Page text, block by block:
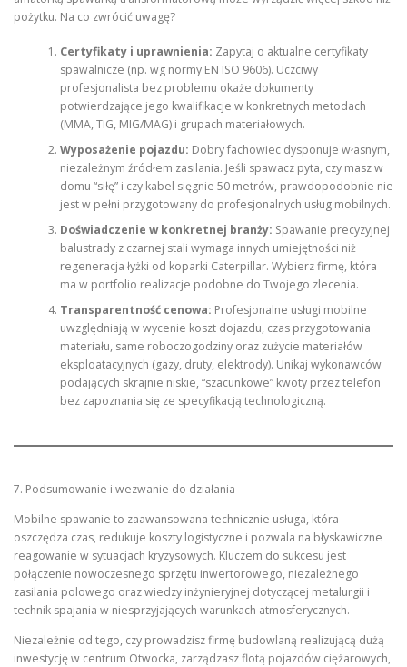
pożytku. Na co zwrócić uwagę?
Certyfikaty i uprawnienia: Zapytaj o aktualne certyfikaty
spawalnicze (np. wg normy EN ISO 9606). Uczciwy
profesjonalista bez problemu okaże dokumenty
potwierdzające jego kwalifikacje w konkretnych metodach
(MMA, TIG, MIG/MAG) i grupach materiałowych.
Wyposażenie pojazdu: Dobry fachowiec dysponuje własnym,
niezależnym źródłem zasilania. Jeśli spawacz pyta, czy masz w
domu “siłę” i czy kabel sięgnie 50 metrów, prawdopodobnie nie
jest w pełni przygotowany do profesjonalnych usług mobilnych.
Doświadczenie w konkretnej branży: Spawanie precyzyjnej
balustrady z czarnej stali wymaga innych umiejętności niż
regeneracja łyżki od koparki Caterpillar. Wybierz firmę, która
ma w portfolio realizacje podobne do Twojego zlecenia.
Transparentność cenowa: Profesjonalne usługi mobilne
uwzględniają w wycenie koszt dojazdu, czas przygotowania
materiału, same roboczogodziny oraz zużycie materiałów
eksploatacyjnych (gazy, druty, elektrody). Unikaj wykonawców
podających skrajnie niskie, “szacunkowe” kwoty przez telefon
bez zapoznania się ze specyfikacją technologiczną.
7. Podsumowanie i wezwanie do działania
Mobilne spawanie to zaawansowana technicznie usługa, która
oszczędza czas, redukuje koszty logistyczne i pozwala na błyskawiczne
reagowanie w sytuacjach kryzysowych. Kluczem do sukcesu jest
połączenie nowoczesnego sprzętu inwertorowego, niezależnego
zasilania polowego oraz wiedzy inżynieryjnej dotyczącej metalurgii i
technik spajania w niesprzyjających warunkach atmosferycznych.
Niezależnie od tego, czy prowadzisz firmę budowlaną realizującą dużą
inwestycję w centrum Otwocka, zarządzasz flotą pojazdów ciężarowych,